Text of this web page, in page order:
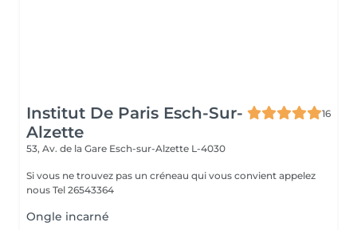
Institut De Paris Esch-Sur-
Alzette
16
53, Av. de la Gare Esch-sur-Alzette L-4030
Si vous ne trouvez pas un créneau qui vous convient appelez
nous Tel 26543364
Ongle incarné